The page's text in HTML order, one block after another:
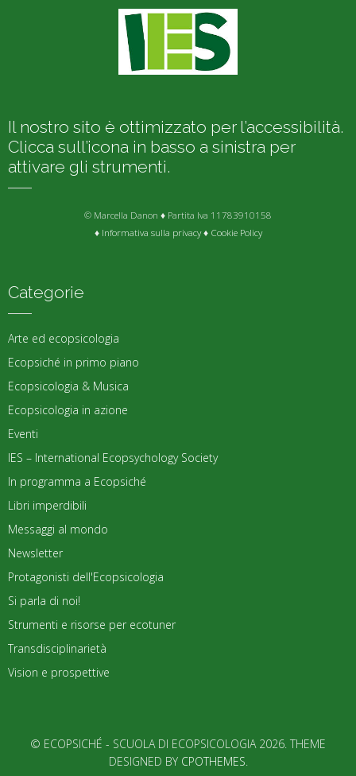
Il nostro sito è ottimizzato per l’accessibilità.
Clicca sull’icona in basso a sinistra per
attivare gli strumenti.
© Marcella Danon ♦ Partita Iva 11783910158
♦ Informativa sulla privacy♦ Cookie Policy
Categorie
Arte ed ecopsicologia
Ecopsiché in primo piano
Ecopsicologia & Musica
Ecopsicologia in azione
Eventi
IES – International Ecopsychology Society
In programma a Ecopsiché
Libri imperdibili
Messaggi al mondo
Newsletter
Protagonisti dell'Ecopsicologia
Si parla di noi!
Strumenti e risorse per ecotuner
Transdisciplinarietà
Vision e prospettive
© ECOPSICHÉ - SCUOLA DI ECOPSICOLOGIA 2026. THEME
DESIGNED BY CPOTHEMES.